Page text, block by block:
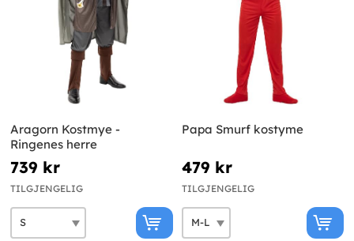
Aragorn Kostmye -
Ringenes herre
739 kr
TILGJENGELIG
Papa Smurf kostyme
479 kr
TILGJENGELIG